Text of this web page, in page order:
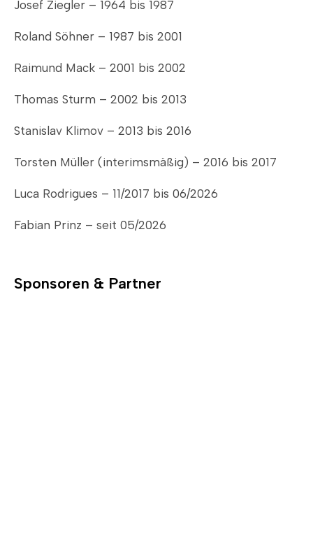
Josef Ziegler – 1964 bis 1987
Roland Söhner – 1987 bis 2001
Raimund Mack – 2001 bis 2002
Thomas Sturm – 2002 bis 2013
Stanislav Klimov – 2013 bis 2016
Torsten Müller (interimsmäßig) – 2016 bis 2017
Luca Rodrigues – 11/2017 bis 06/2026
Fabian Prinz – seit 05/2026
Sponsoren & Partner